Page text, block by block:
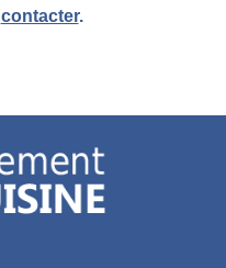
contacter.